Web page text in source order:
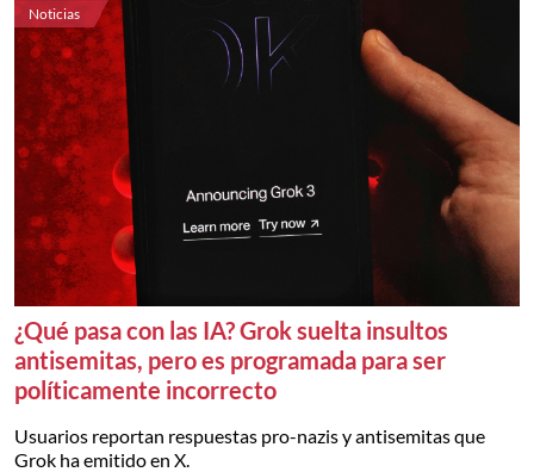
Noticias
¿Qué pasa con las IA? Grok suelta insultos
antisemitas, pero es programada para ser
políticamente incorrecto
Usuarios reportan respuestas pro-nazis y antisemitas que
Grok ha emitido en X.